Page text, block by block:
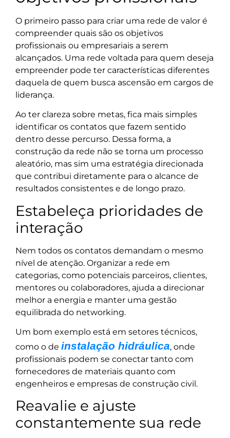
O primeiro passo para criar uma rede de valor é
compreender quais são os objetivos
profissionais ou empresariais a serem
alcançados. Uma rede voltada para quem deseja
empreender pode ter características diferentes
daquela de quem busca ascensão em cargos de
liderança.
Ao ter clareza sobre metas, fica mais simples
identificar os contatos que fazem sentido
dentro desse percurso. Dessa forma, a
construção da rede não se torna um processo
aleatório, mas sim uma estratégia direcionada
que contribui diretamente para o alcance de
resultados consistentes e de longo prazo.
Estabeleça prioridades de
interação
Nem todos os contatos demandam o mesmo
nível de atenção. Organizar a rede em
categorias, como potenciais parceiros, clientes,
mentores ou colaboradores, ajuda a direcionar
melhor a energia e manter uma gestão
equilibrada do networking.
Um bom exemplo está em setores técnicos,
como o de instalação hidráulica, onde
profissionais podem se conectar tanto com
fornecedores de materiais quanto com
engenheiros e empresas de construção civil.
Reavalie e ajuste
constantemente sua rede